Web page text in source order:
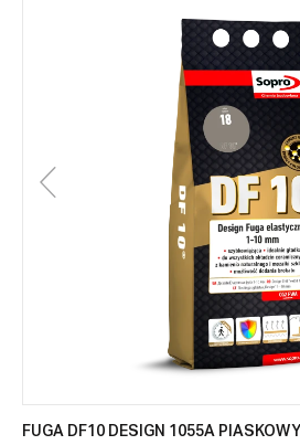
FUGA DF10 DESIGN 1055A